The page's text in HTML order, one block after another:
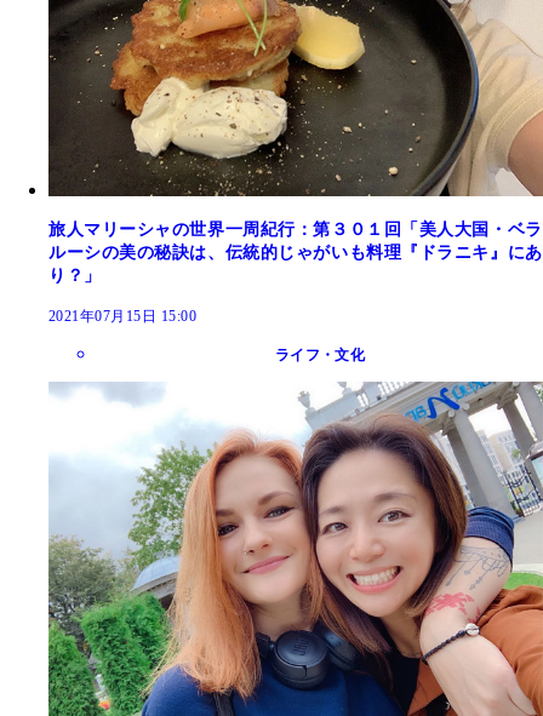
旅人マリーシャの世界一周紀行：第３０１回「美人大国・ベラ
ルーシの美の秘訣は、伝統的じゃがいも料理『ドラニキ』にあ
り？」
2021年07月15日 15:00
ライフ・文化